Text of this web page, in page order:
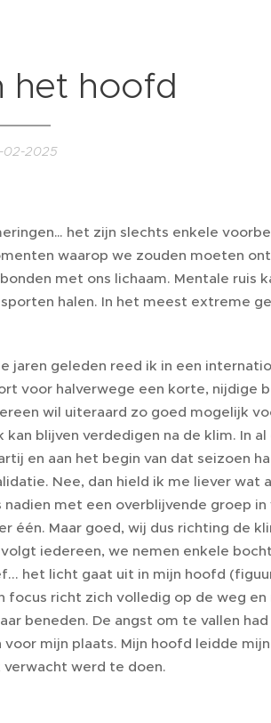
het hoofd
02-2025
het zijn slechts enkele
waarop we zouden moeten
met ons lichaam. Mentale ruis
halen. In het meest extreme
jaren geleden reed ik in een
voor halverwege een korte, nijdige
wil uiteraard zo goed mogelijk
blijven verdedigen na de klim. In
en aan het begin van dat seizoen
Nee, dan hield ik me liever wat
met een overblijvende groep
Maar goed, wij dus richting de
iedereen, we nemen enkele
het licht gaat uit in mijn hoofd
richt zich volledig op de weg
beneden. De angst om te vallen
mijn plaats. Mijn hoofd leidde
werd te doen.